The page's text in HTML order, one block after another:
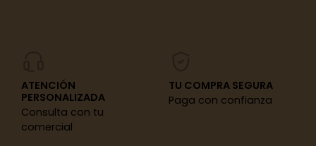
ATENCIÓN
PERSONALIZADA
Consulta con tu
comercial
TU COMPRA SEGURA
Paga con confianza